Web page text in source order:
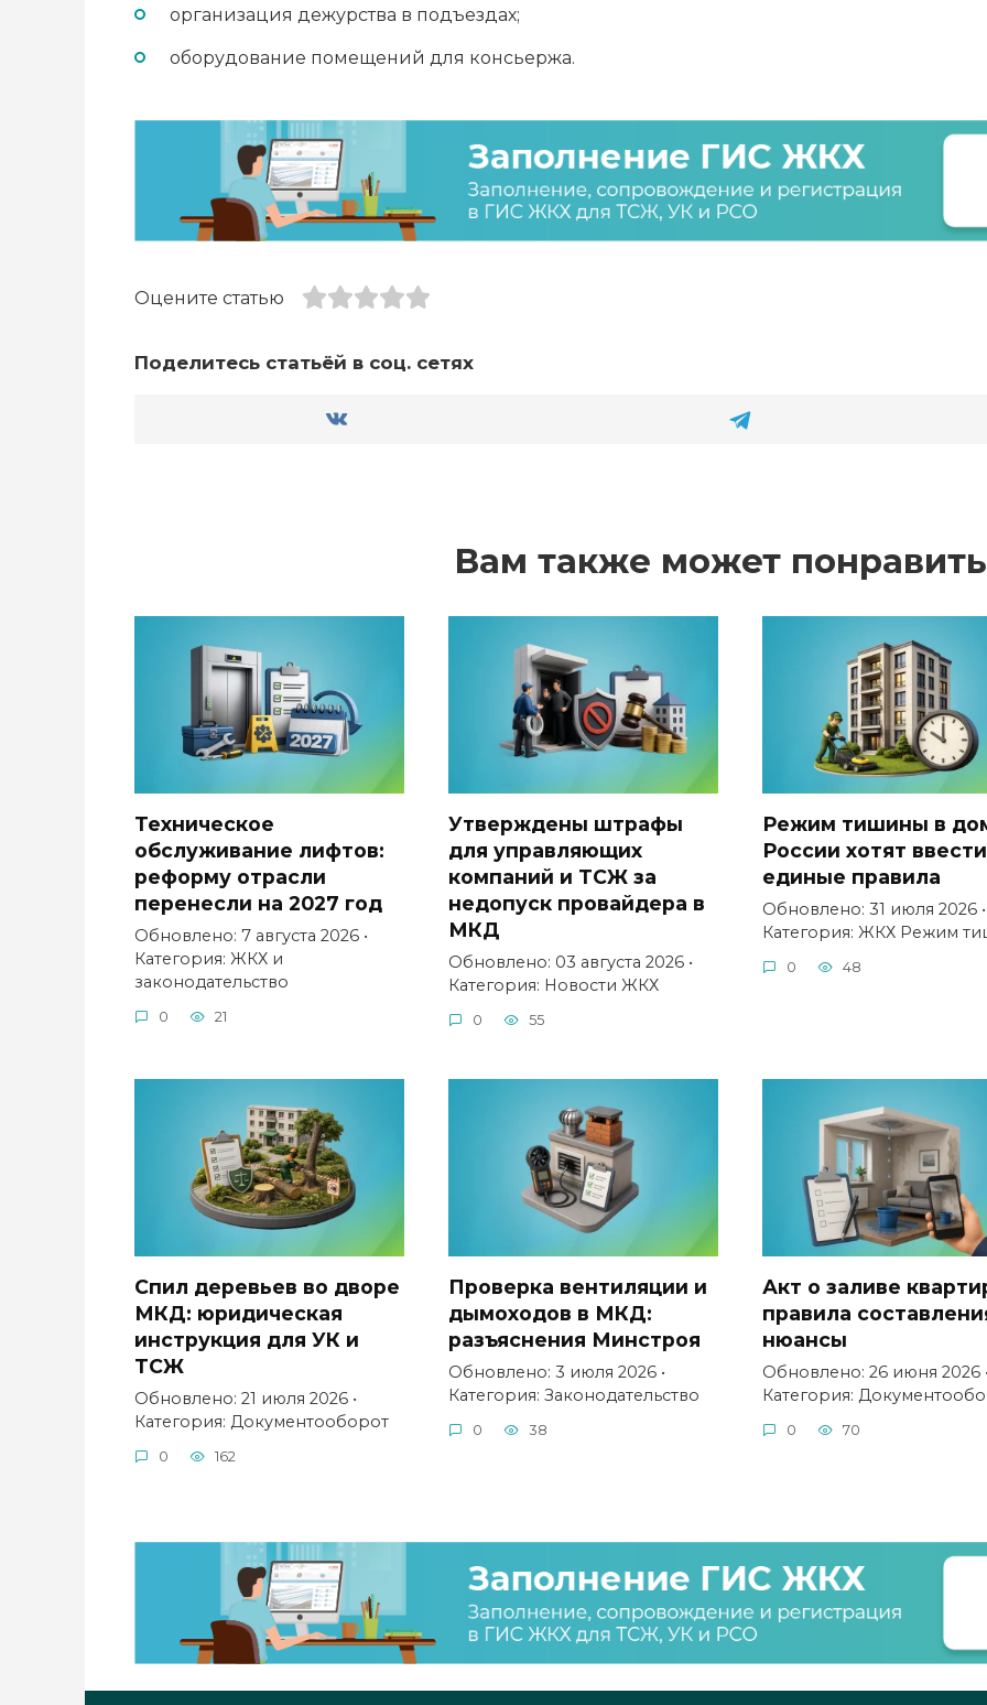
организация дежурства в подъездах;
оборудование помещений для консьержа.
Оцените статью
Поделитесь статьёй в соц. сетях
Вам также может
Техническое
обслуживание лифтов:
реформу отрасли
перенесли на 2027 год
Обновлено: 7 августа 2026 •
Категория: ЖКХ и
законодательство
0 21
Утверждены штрафы
для управляющих
компаний и ТСЖ за
недопуск провайдера в
МКД
Обновлено: 03 августа 2026 •
Категория: Новости ЖКХ
0 55
Режим тишины в
России хотят ввести
единые правила
Обновлено: 31 июля 2026 •
Категория: ЖКХ Режим
0 48
Спил деревьев во дворе
МКД: юридическая
инструкция для УК и
ТСЖ
Обновлено: 21 июля 2026 •
Категория: Документооборот
0 162
Проверка вентиляции и
дымоходов в МКД:
разъяснения Минстроя
Обновлено: 3 июля 2026 •
Категория: Законодательство
0 38
Акт о заливе
правила
нюансы
Обновлено: 26 июня 2026
Категория:
0 70